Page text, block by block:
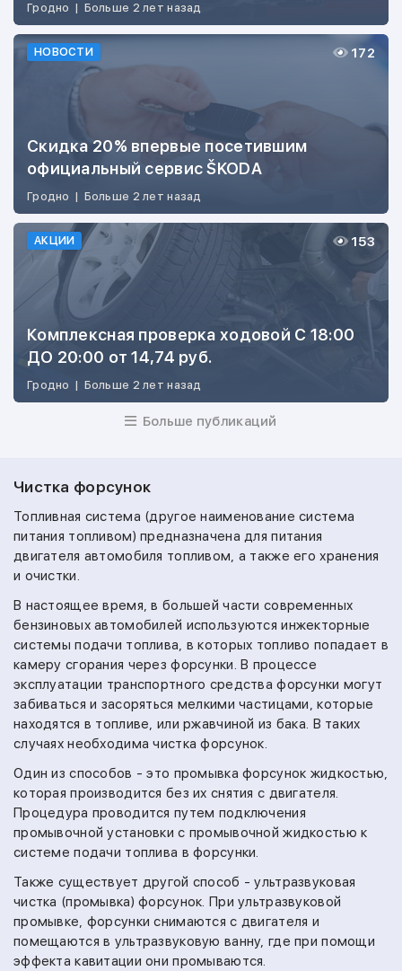
Гродно | Больше 2 лет назад
НОВОСТИ
Скидка 20% впервые посетившим
официальный сервис ŠKODA
Гродно | Больше 2 лет назад
172
АКЦИИ
Комплексная проверка ходовой С 18:00
ДО 20:00 от 14,74 руб.
Гродно | Больше 2 лет назад
153
Больше публикаций
Чистка форсунок
Топливная система (другое наименование система
питания топливом) предназначена для питания
двигателя автомобиля топливом, а также его хранения
и очистки.
В настоящее время, в большей части современных
бензиновых автомобилей используются инжекторные
системы подачи топлива, в которых топливо попадает в
камеру сгорания через форсунки. В процессе
эксплуатации транспортного средства форсунки могут
забиваться и засоряться мелкими частицами, которые
находятся в топливе, или ржавчиной из бака. В таких
случаях необходима чистка форсунок.
Один из способов - это промывка форсунок жидкостью,
которая производится без их снятия с двигателя.
Процедура проводится путем подключения
промывочной установки с промывочной жидкостью к
системе подачи топлива в форсунки.
Также существует другой способ - ультразвуковая
чистка (промывка) форсунок. При ультразвуковой
промывке, форсунки снимаются с двигателя и
помещаются в ультразвуковую ванну, где при помощи
эффекта кавитации они промываются.